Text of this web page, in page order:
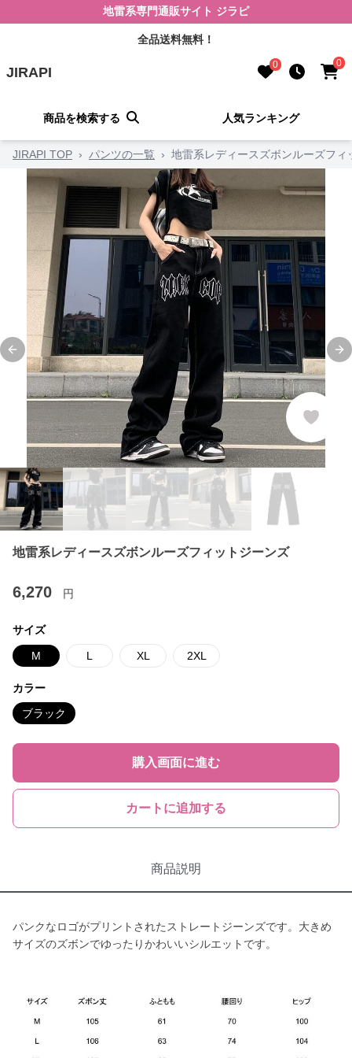
地雷系専門通販サイト ジラピ
全品送料無料！
JIRAPI 0 0
商品を検索する 人気ランキング
JIRAPI TOP › パンツの一覧 › 地雷系レディースズボンルーズフィ
Previous slide
地雷系レディースズボンルーズフィットジーンズ
6,270 円
サイズ
M L XL 2XL
カラー
ブラック
購入画面に進む
カートに追加する
商品説明
パンクなロゴがプリントされたストレートジーンズです。大きめ
サイズのズボンでゆったりかわいいシルエットです。